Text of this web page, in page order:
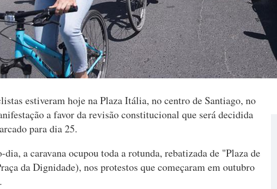
estiveram hoje na Plaza Itália, no centro de Santiago, no
a favor da revisão constitucional que será decidida
para dia 25.
a caravana ocupou toda a rotunda, rebatizada de "Plaza de
da Dignidade), nos protestos que começaram em outubro